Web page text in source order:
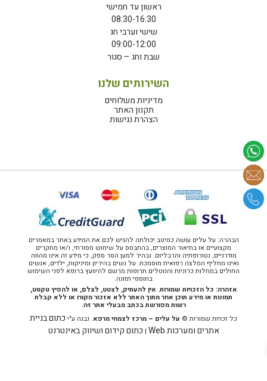
ראשון עד חמישי
08:30-16:30
שישי וערבי חג
09:00-12:00
שבת וחג – סגור
השירותים שלנו
מדיניות משלוחים
תקנון האתר
הצהרת נגישות
הבהרה: על עלים עושה כמיטב יכולתה להגיש לכם את המידע באתר במאמרים
מקצועיים או בתיאור המוצרים, בהתבסס על שימוש מסורתי, ו/או מחקרים
מודרניים, נטורופתיה והרבליזם. נבהיר למען הסר ספק, כי מידע זה אינו מהווה
ואינו מחליף המלצה רפואית מוסמכת. על נשים בהיריון ומיניקות, ילדים, אנשים
החולים במחלות כרוניות והנוטלים תרופות מרשם להיוועץ ברופא לפני השימוש
בתוספי תזונה.
אזהרה: כל הזכויות שמורות. אין להעתיק, לצטט, לצלם, או להפיץ טקסט,
תמונות או מידע תוכן אחר מתוך האתר ללא אזכור מקורו או ללא קבלת
רשות מפורשת בכתב מבעלי אתר זה.
כל זכויות שמורות © על עלים – מרכז לצמחי מרפא. נבנה ע"יכתום בניית
אתרים ומערכות Web
| כתום קידום ושיווק באינטרנט